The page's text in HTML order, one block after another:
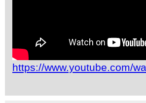
https://www.youtube.com/